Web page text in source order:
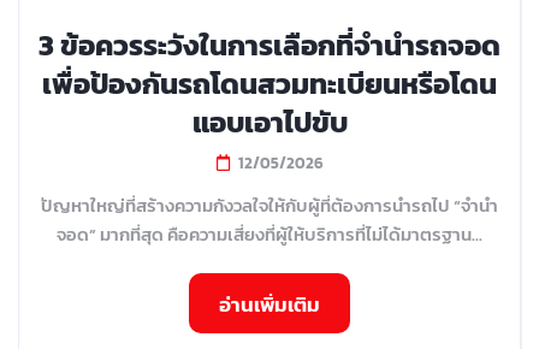
3 ข้อควรระวังในการเลือกที่จำนำรถจอด
เพื่อป้องกันรถโดนสวมทะเบียนหรือโดน
แอบเอาไปขับ
12/05/2026
ปัญหาใหญ่ที่สร้างความกังวลใจให้กับผู้ที่ต้องการนำรถไป “จำนำ
จอด” มากที่สุด คือความเสี่ยงที่ผู้ให้บริการที่ไม่ได้มาตรฐาน...
อ่านเพิ่มเติม